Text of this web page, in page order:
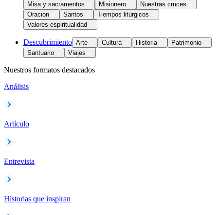
Misa y sacramentos
Misionero
Nuestras cruces
Oración
Santos
Tiempos litúrgicos
Valores espiritualidad
Descubrimiento Arte Cultura Historia
Patrimonio
Santuario
Viajes
Nuestros formatos destacados
Análisis
Artículo
Entrevista
Historias que inspiran